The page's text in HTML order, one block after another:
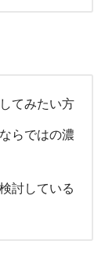
てみたい方
らではの濃
討している